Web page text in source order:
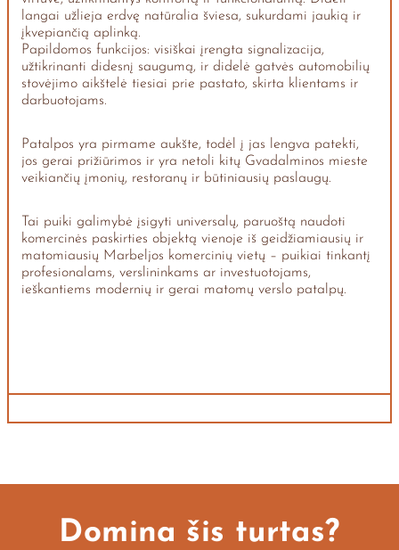
langai užlieja erdvę natūralia šviesa, sukurdami jaukią ir
įkvepiančią aplinką.
Papildomos funkcijos: visiškai įrengta signalizacija,
užtikrinanti didesnį saugumą, ir didelė gatvės automobilių
stovėjimo aikštelė tiesiai prie pastato, skirta klientams ir
darbuotojams.
Patalpos yra pirmame aukšte, todėl į jas lengva patekti,
jos gerai prižiūrimos ir yra netoli kitų Gvadalminos mieste
veikiančių įmonių, restoranų ir būtiniausių paslaugų.
Tai puiki galimybė įsigyti universalų, paruoštą naudoti
komercinės paskirties objektą vienoje iš geidžiamiausių ir
matomiausių Marbeljos komercinių vietų – puikiai tinkantį
profesionalams, verslininkams ar investuotojams,
ieškantiems modernių ir gerai matomų verslo patalpų.
Domina šis turtas?